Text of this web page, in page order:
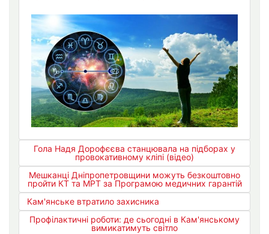
Гола Надя Дорофєєва станцювала на підборах у
провокативному кліпі (відео)
Мешканці Дніпропетровщини можуть безкоштовно
пройти КТ та МРТ за Програмою медичних гарантій
Кам'янське втратило захисника
Профілактичні роботи: де сьогодні в Кам'янському
вимикатимуть світло